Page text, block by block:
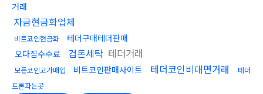
거래
자금현금화업체
비트코인현금화
테더구매테더판매
오다집수수료
검돈세탁 테더거래
모든코인고가매입 비트코인판매사이트 테더코인비대면거래
테더
트론파는곳